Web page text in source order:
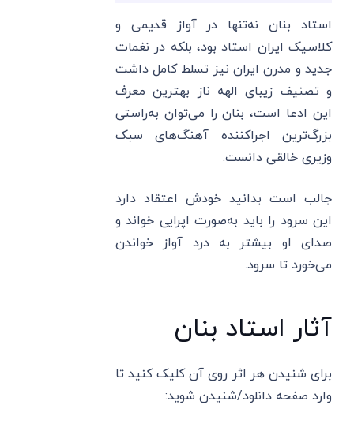
استاد بنان نه‌تنها در آواز قدیمی و
کلاسیک ایران استاد بود، بلکه در نغمات
جدید و مدرن ایران نیز تسلط کامل داشت
و تصنیف زیبای الهه ناز بهترین معرف
این ادعا است، بنان را می‌توان به‌راستی
بزرگ‌ترین اجراکننده آهنگ‌های سبک
وزیری خالقی دانست.
جالب است بدانید خودش اعتقاد دارد
این سرود را باید به‌صورت اپرایی خواند و
صدای او بیشتر به درد آواز خواندن
می‌خورد تا سرود.
آثار استاد بنان
برای شنیدن هر اثر روی آن کلیک کنید تا
وارد صفحه دانلود/شنیدن شوید: